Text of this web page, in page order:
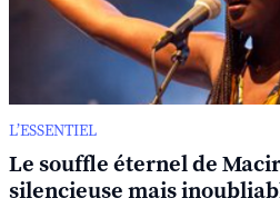
L’ESSENTIEL
Le souffle éternel de
silencieuse mais